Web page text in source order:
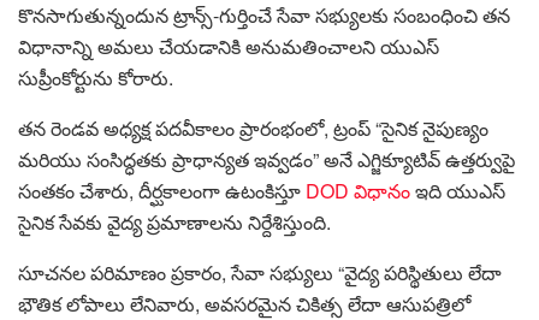
కొనసాగుతున్నందున ట్రాన్స్-గుర్తించే సేవా సభ్యులకు సంబంధించి తన
విధానాన్ని అమలు చేయడానికి అనుమతించాలని యుఎస్
సుప్రీంకోర్టును కోరారు.
తన రెండవ అధ్యక్ష పదవీకాలం ప్రారంభంలో, ట్రంప్ “సైనిక నైపుణ్యం
మరియు సంసిద్ధతకు ప్రాధాన్యత ఇవ్వడం” అనే ఎగ్జిక్యూటివ్ ఉత్తర్వుపై
సంతకం చేశారు, దీర్ఘకాలంగా ఉటంకిస్తూ DOD విధానంఇది యుఎస్
సైనిక సేవకు వైద్య ప్రమాణాలను నిర్దేశిస్తుంది.
సూచనల పరిమాణం ప్రకారం, సేవా సభ్యులు “వైద్య పరిస్థితులు లేదా
భౌతిక లోపాలు లేనివారు, అవసరమైన చికిత్స లేదా ఆసుపత్రిలో